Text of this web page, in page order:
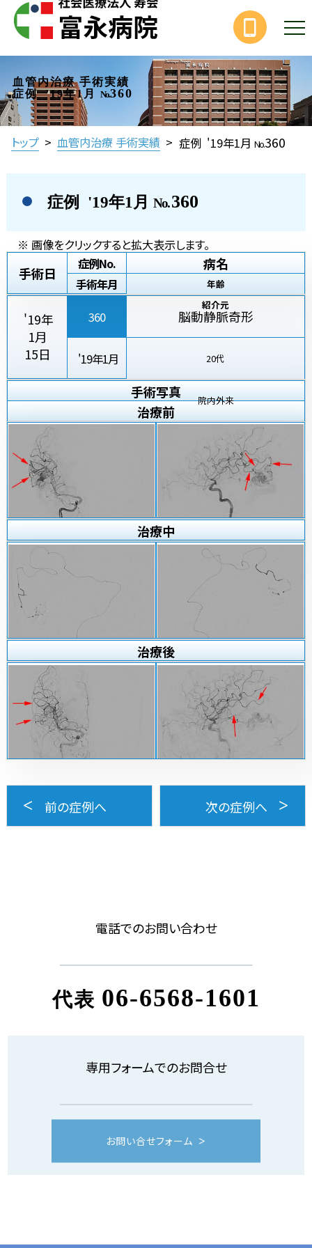
血管内治療 手術実績
症例 '19年1月
No.360
トップ > 血管内治療 手術実績 > 症例 '19年1月 No.360
症例 '19年1月 No.360
※ 画像をクリックすると拡大表示します。
手術日
症例No.
手術年月
病名
年齢
紹介元
'19年
1月
15日
360
'19年1月
脳動静脈奇形
20代
院内外来
手術写真
治療前
治療中
治療後
前の症例へ 次の症例へ
電話でのお問い合わせ
代表 06-6568-1601
専用フォームでのお問合せ
お問い合せフォーム